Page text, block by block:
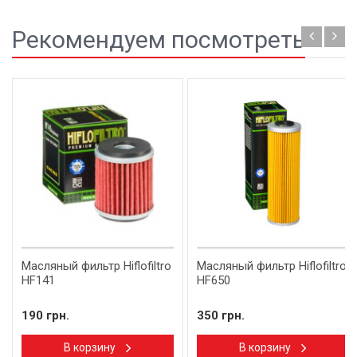
Рекомендуем посмотреть
Масляный фильтр Hiflofiltro
HF141
190 грн.
В корзину
Масляный фильтр Hiflofiltro
HF650
350 грн.
В корзину